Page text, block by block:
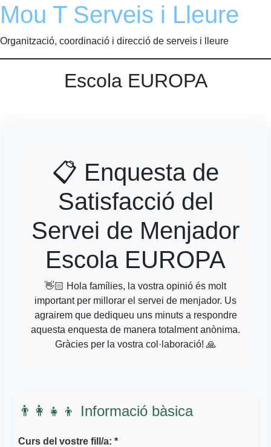
Mou T Serveis i Lleure
Organització, coordinació i direcció de serveis i lleure
Escola EUROPA
📋 Enquesta de
Satisfacció del
Servei de Menjador
Escola EUROPA
👋🏻 Hola famílies, la vostra opinió és molt
important per millorar el servei de menjador. Us
agrairem que dediqueu uns minuts a respondre
aquesta enquesta de manera totalment anònima.
Gràcies per la vostra col·laboració! 🙏
👨‍👩‍👧‍👦 Informació bàsica
Curs del vostre fill/a: *